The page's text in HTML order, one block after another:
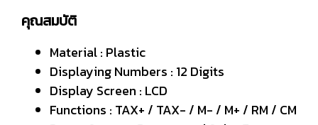
คุณสมบัติ
Material : Plastic
Displaying Numbers : 12 Digits
Display Screen : LCD
Functions : TAX+ / TAX- / M- / M+ / RM / CM